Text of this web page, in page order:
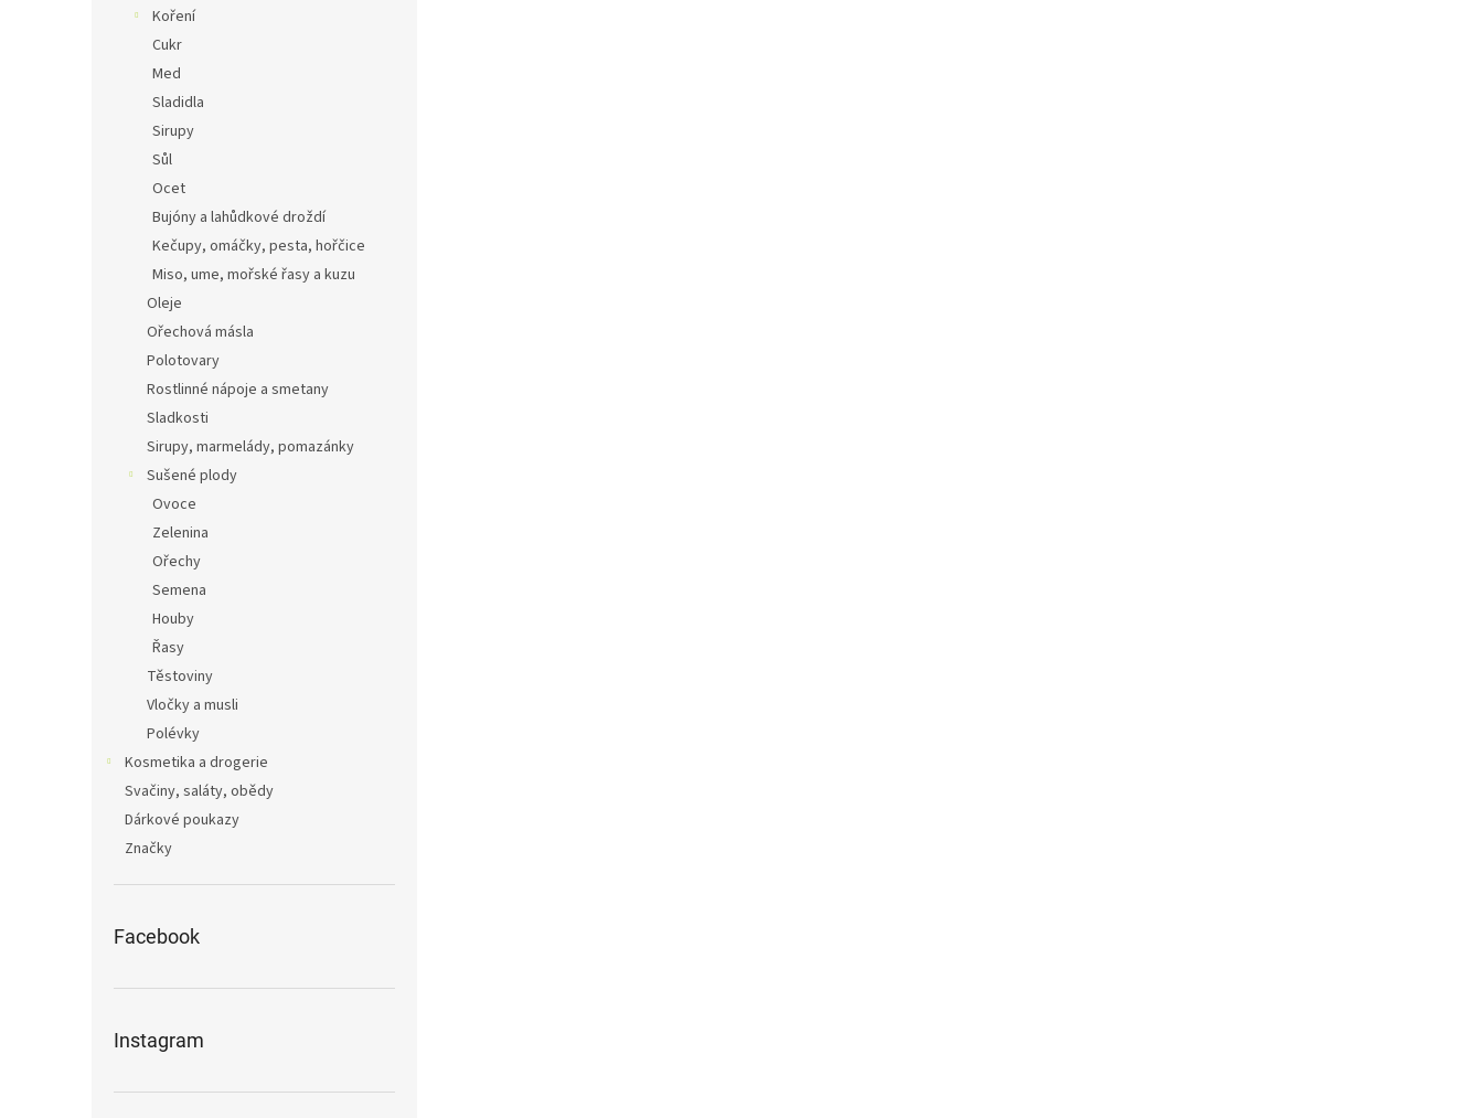
Koření
Cukr
Med
Sladidla
Sirupy
Sůl
Ocet
Bujóny a lahůdkové droždí
Kečupy, omáčky, pesta, hořčice
Miso, ume, mořské řasy a kuzu
Oleje
Ořechová másla
Polotovary
Rostlinné nápoje a smetany
Sladkosti
Sirupy, marmelády, pomazánky
Sušené plody
Ovoce
Zelenina
Ořechy
Semena
Houby
Řasy
Těstoviny
Vločky a musli
Polévky
Kosmetika a drogerie
Svačiny, saláty, obědy
Dárkové poukazy
Značky
Facebook
Instagram